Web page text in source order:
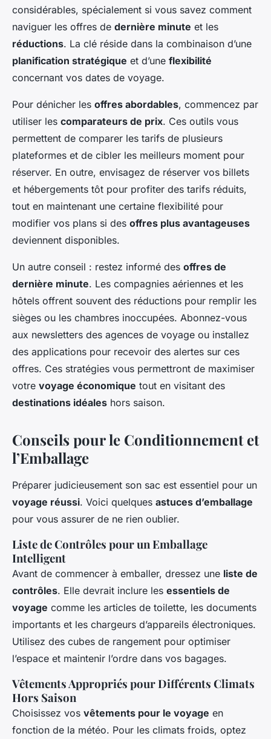
considérables, spécialement si vous savez comment
naviguer les offres de dernière minute et les
réductions. La clé réside dans la combinaison d’une
planification stratégique et d’une flexibilité
concernant vos dates de voyage.
Pour dénicher les offres abordables, commencez par
utiliser les comparateurs de prix. Ces outils vous
permettent de comparer les tarifs de plusieurs
plateformes et de cibler les meilleurs moment pour
réserver. En outre, envisagez de réserver vos billets
et hébergements tôt pour profiter des tarifs réduits,
tout en maintenant une certaine flexibilité pour
modifier vos plans si des offres plus avantageuses
deviennent disponibles.
Un autre conseil : restez informé des offres de
dernière minute. Les compagnies aériennes et les
hôtels offrent souvent des réductions pour remplir les
sièges ou les chambres inoccupées. Abonnez-vous
aux newsletters des agences de voyage ou installez
des applications pour recevoir des alertes sur ces
offres. Ces stratégies vous permettront de maximiser
votre voyage économique tout en visitant des
destinations idéales hors saison.
Conseils pour le Conditionnement et
l’Emballage
Préparer judicieusement son sac est essentiel pour un
voyage réussi. Voici quelques astuces d’emballage
pour vous assurer de ne rien oublier.
Liste de Contrôles pour un Emballage
Intelligent
Avant de commencer à emballer, dressez une liste de
contrôles. Elle devrait inclure les essentiels de
voyage comme les articles de toilette, les documents
importants et les chargeurs d’appareils électroniques.
Utilisez des cubes de rangement pour optimiser
l’espace et maintenir l’ordre dans vos bagages.
Vêtements Appropriés pour Différents Climats
Hors Saison
Choisissez vos vêtements pour le voyage en
fonction de la météo. Pour les climats froids, optez